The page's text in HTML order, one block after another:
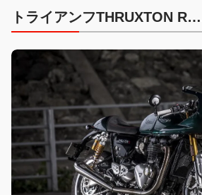
トライアンフTHRUXTON